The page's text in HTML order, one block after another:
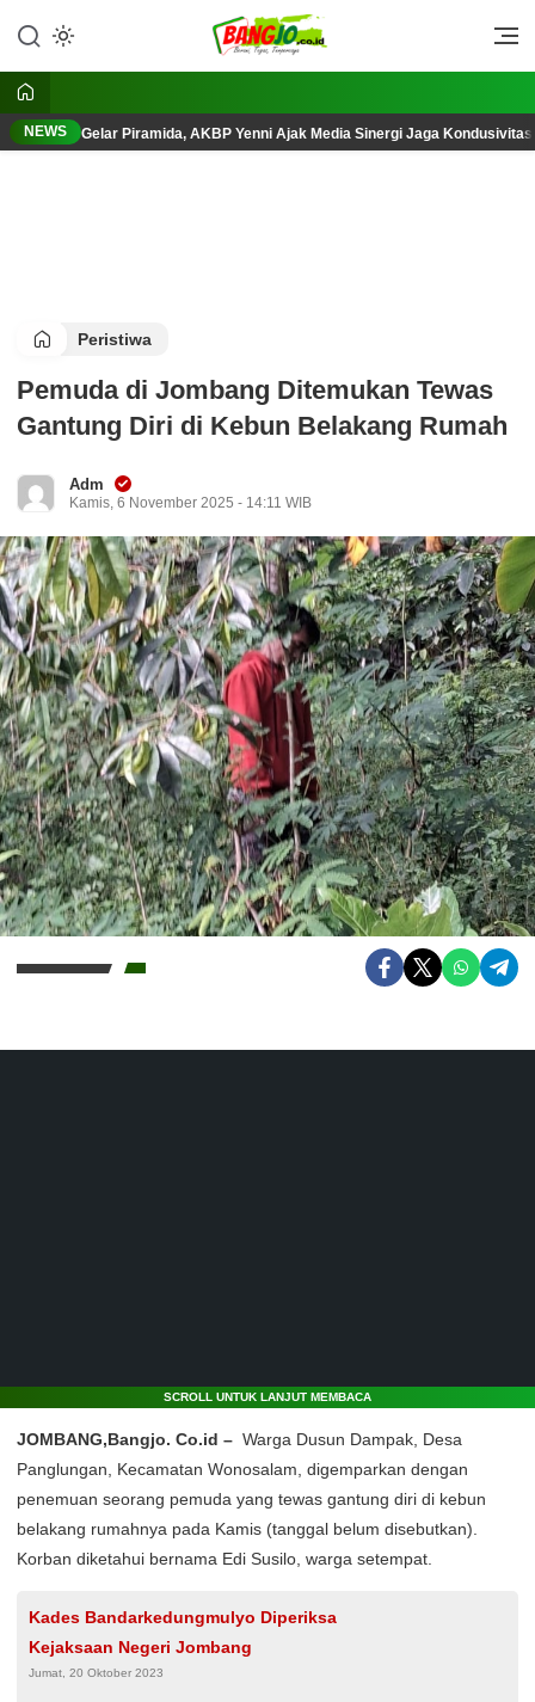
konten
Bangjo.co.id
Berani, Tegas, Terpercaya
NEWS Gelar Piramida, AKBP Yenni Ajak Media Sinergi Jaga
Peristiwa
Pemuda di Jombang Ditemukan Tewas
Gantung Diri di Kebun Belakang Rumah
Adm
Kamis, 6 November 2025 - 14:11 WIB
SCROLL UNTUK LANJUT MEMBACA
JOMBANG,Bangjo. Co.id – Warga Dusun Dampak, Desa
Panglungan, Kecamatan Wonosalam, digemparkan dengan
penemuan seorang pemuda yang tewas gantung diri di kebun
belakang rumahnya pada Kamis (tanggal belum disebutkan).
Korban diketahui bernama Edi Susilo, warga setempat.
Kades Bandarkedungmulyo Diperiksa
Kejaksaan Negeri Jombang
Jumat, 20 Oktober 2023